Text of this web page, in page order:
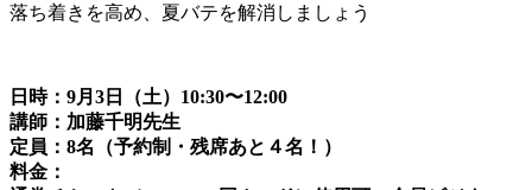
落ち着きを高め、夏バテを解消しましょう
日時：9月3日（土）10:30〜12:00
講師：加藤千明先生
定員：8名（予約制・残席あと４名！）
料金：